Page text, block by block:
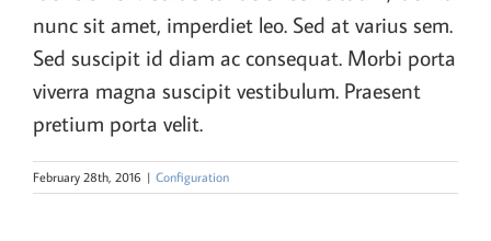
nunc sit amet, imperdiet leo. Sed at varius sem.
Sed suscipit id diam ac consequat. Morbi porta
viverra magna suscipit vestibulum. Praesent
pretium porta velit.
February 28th, 2016 | Configuration